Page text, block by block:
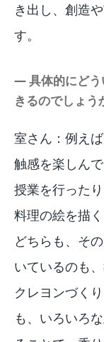
き出し、創造
す。
― 具体的にどう
きるのでしょう
室さん：例え
触感を楽しん
授業を行った
料理の絵を描
どちらも、そ
いているのも
クレヨンづく
も、いろいろ